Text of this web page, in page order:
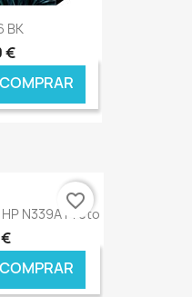
BK
€
COMPRAR
N339A Preto
COMPRAR
favorite_border